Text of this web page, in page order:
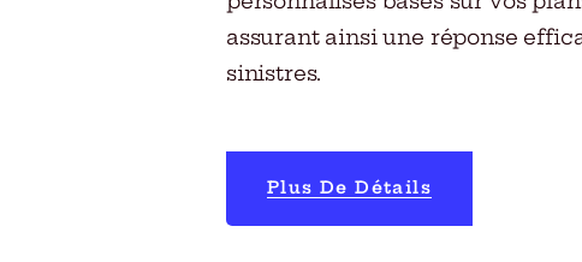
assurant ainsi une réponse
sinistres.
Plus De Détails